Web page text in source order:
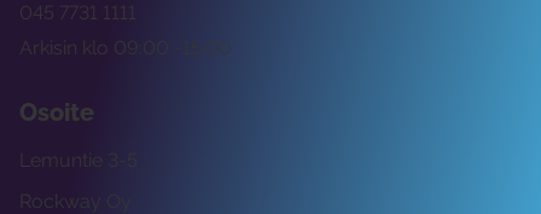
Arkisin klo 09:00 -15:00
045 7731 1111
Osoite
Rockway Oy
Lemuntie 3-5